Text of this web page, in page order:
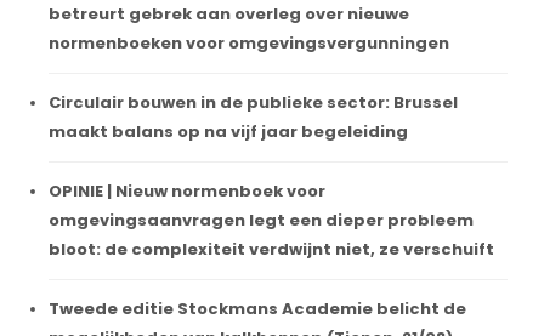
betreurt gebrek aan overleg over nieuwe
normenboeken voor omgevingsvergunningen
Circulair bouwen in de publieke sector: Brussel
maakt balans op na vijf jaar begeleiding
OPINIE | Nieuw normenboek voor
omgevingsaanvragen legt een dieper probleem
bloot: de complexiteit verdwijnt niet, ze verschuift
Tweede editie Stockmans Academie belicht de